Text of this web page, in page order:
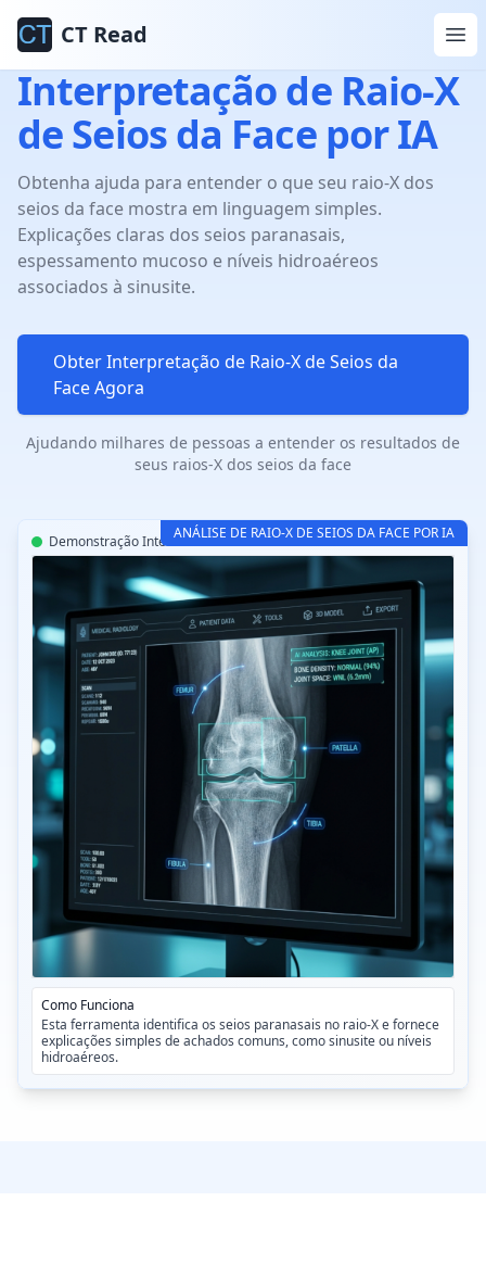
CT Read
Interpretação de Raio-X
de Seios da Face por IA
Obtenha ajuda para entender o que seu raio-X dos
seios da face mostra em linguagem simples.
Explicações claras dos seios paranasais,
espessamento mucoso e níveis hidroaéreos
associados à sinusite.
Obter Interpretação de Raio-X de Seios da
Face Agora
Ajudando milhares de pessoas a entender os resultados de
seus raios-X dos seios da face
ANÁLISE DE RAIO-X DE SEIOS DA FACE POR IA
Demonstração Interativa CT-Read Sinus AI v3.2
Como Funciona
Esta ferramenta identifica os seios paranasais no raio-X e fornece
explicações simples de achados comuns, como sinusite ou níveis
hidroaéreos.